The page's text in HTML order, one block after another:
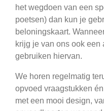
het wegdoen van een
poetsen) dan kun je
beloningskaart.
krijg je van ons ook
gebruiken hiervan.
We horen regelmatig
opvoed vraagstukken
met een mooi design,